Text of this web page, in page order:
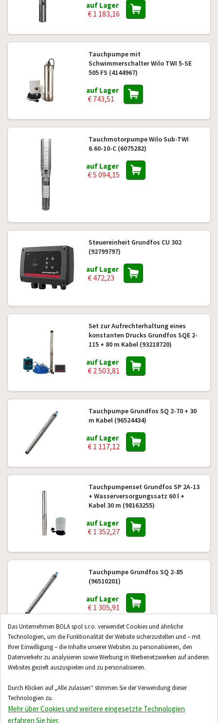
Das Unternehmen BOLA spol s.r.o. verwendet Cookies und ähnliche
Technologien, um die Funktionalität der Website sicherzustellen und – mit
Ihrer Einwilligung – die Inhalte unserer Websites zu personalisieren, den
Datenverkehr zu analysieren sowie Werbung in Werbenetzwerken auf anderen
Websites gezielt auszuspielen und zu personalisieren.
Durch Klicken auf „Alle zulassen“ stimmen Sie der Verwendung dieser
Technologien zu.
Mehr über Cookies und weitere eingesetzte Technologien
erfahren Sie hier.
auf Lager
€ 1 183,16
Tauchpumpe mit
Schwimmerschalter Wilo TWI 5-SE
505 FS (4144967)
auf Lager
€ 743,51
Tauchmotorpumpe Wilo Sub-TWI
6.60-10-C (6075282)
auf Lager
€ 5 094,15
Steuereinheit Grundfos CU 302
(92799797)
auf Lager
€ 472,23
Set zur Aufrechterhaltung eines
konstanten Drucks Grundfos SQE 2-
115 + 80 m Kabel (93218720)
auf Lager
€ 2 503,81
Tauchpumpe Grundfos SQ 2-70 + 30
m Kabel (96524434)
auf Lager
€ 1 117,12
Tauchpumpenset Grundfos SP 2A-13
+ Wasserversorgungssatz 60 l +
Kabel 30 m (98163255)
auf Lager
€ 1 352,27
Tauchpumpe Grundfos SQ 2-85
(96510201)
auf Lager
€ 1 305,91
Tauchpumpe mit Schwimmer Wilo
TWI 5-307 EM FS (4144938)
€ 649,00